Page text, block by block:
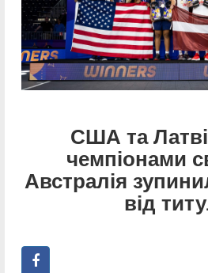
США та
чемпіонами
Австралія
від